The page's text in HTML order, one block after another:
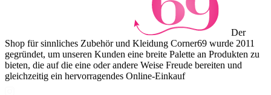
Der
Shop für sinnliches Zubehör und Kleidung Corner69 wurde 2011
gegründet, um unseren Kunden eine breite Palette an Produkten zu
bieten, die auf die eine oder andere Weise Freude bereiten und
gleichzeitig ein hervorragendes Online-Einkauf